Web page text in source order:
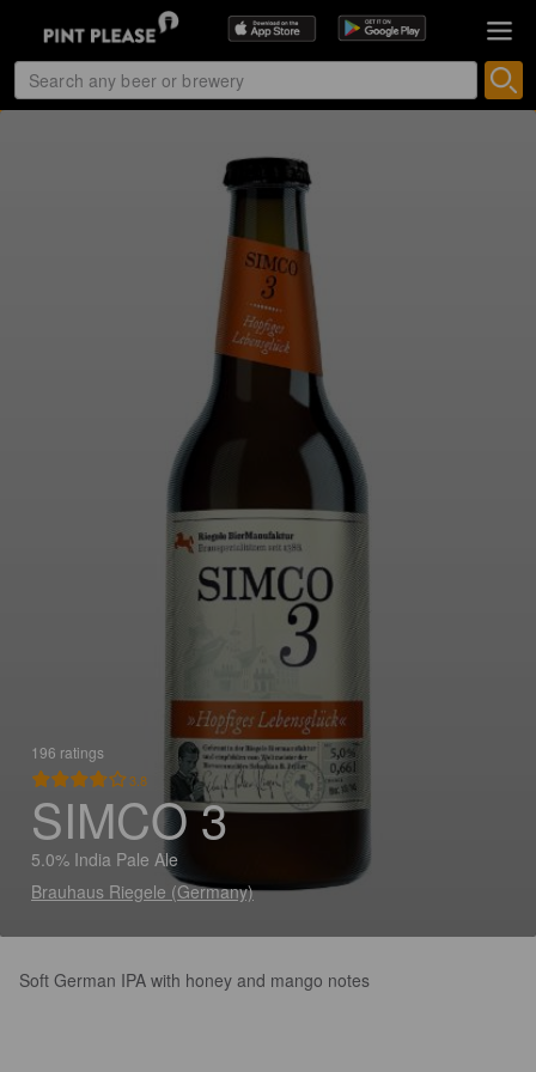
196 ratings
3.8
SIMCO 3
5.0% India Pale Ale
Brauhaus Riegele (Germany)
Soft German IPA with honey and mango notes